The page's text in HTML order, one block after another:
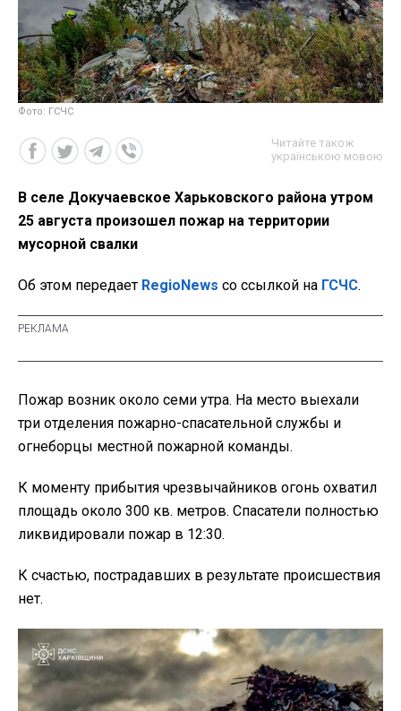
Фото: ГСЧС
Читайте також
українською мовою
В селе Докучаевское Харьковского района утром
25 августа произошел пожар на территории
мусорной свалки
Об этом передает RegioNews со ссылкой на ГСЧС.
Пожар возник около семи утра. На место выехали
три отделения пожарно-спасательной службы и
огнеборцы местной пожарной команды.
К моменту прибытия чрезвычайников огонь охватил
площадь около 300 кв. метров. Спасатели полностью
ликвидировали пожар в 12:30.
К счастью, пострадавших в результате происшествия
нет.